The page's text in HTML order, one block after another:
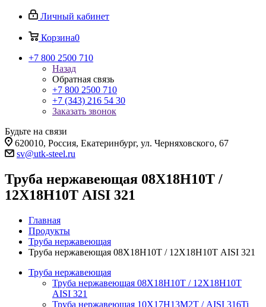
Личный кабинет
Корзина0
+7 800 2500 710
Назад
Обратная связь
+7 800 2500 710
+7 (343) 216 54 30
Заказать звонок
Будьте на связи
620010, Россия, Екатеринбург, ул. Черняховского, 67
sv@utk-steel.ru
Труба нержавеющая 08Х18Н10Т /
12Х18Н10Т AISI 321
Главная
Продукты
Труба нержавеющая
Труба нержавеющая 08Х18Н10Т / 12Х18Н10Т AISI 321
Труба нержавеющая
Труба нержавеющая 08Х18Н10Т / 12Х18Н10Т
AISI 321
Труба нержавеющая 10Х17Н13М2Т / AISI 316Ti